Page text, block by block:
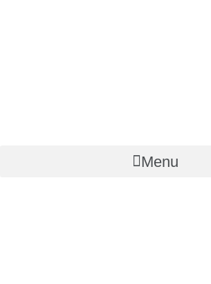
Menu